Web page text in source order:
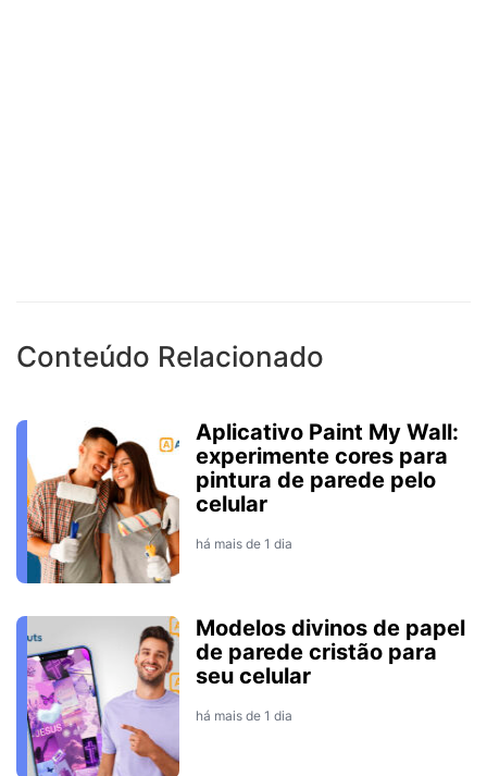
Conteúdo Relacionado
Aplicativo Paint My Wall:
experimente cores para
pintura de parede pelo
celular
há mais de 1 dia
Modelos divinos de papel
de parede cristão para
seu celular
há mais de 1 dia